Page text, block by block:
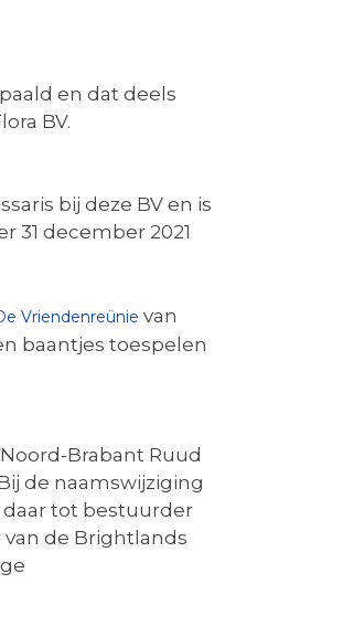
en dat deels
BV.
bij deze BV en is
31 december 2021
Vriendenreünie van
baantjes toespelen
Brabant Ruud
de naamswijziging
daar tot bestuurder
de Brightlands